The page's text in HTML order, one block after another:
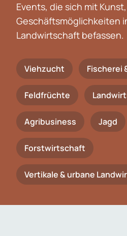
Events, die sich mit
Geschäftsmöglichkeiten
Landwirtschaft befassen.
Viehzucht Fischerei
Feldfrüchte
Agribusiness Jagd
Forstwirtschaft
Vertikale & urbane